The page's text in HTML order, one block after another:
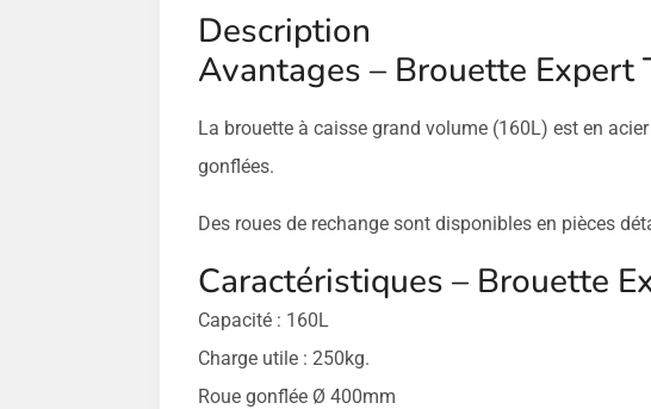
Description
Avantages – Brouette Expert
La brouette à caisse grand volume (160L) est en
gonflées.
Des roues de rechange sont disponibles en pièces
Caractéristiques – Brouette
Capacité : 160L
Charge utile : 250kg.
Roue gonflée Ø 400mm